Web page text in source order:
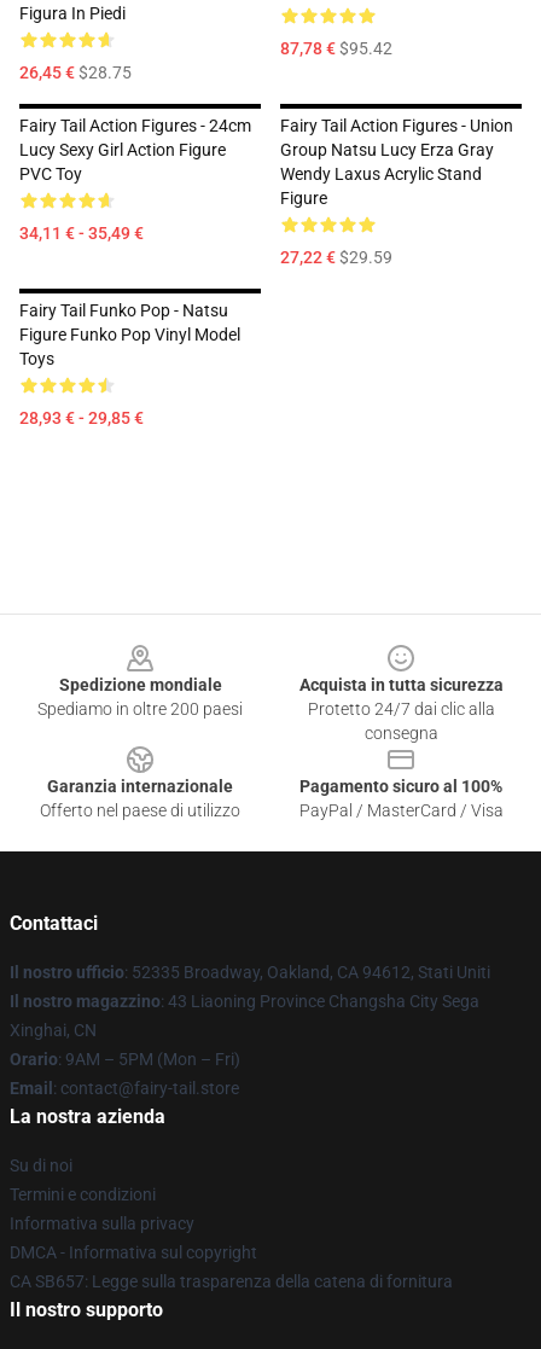
Figura In Piedi
26,45 €$28.75
87,78 €$95.42
Fairy Tail Action Figures - 24cm
Lucy Sexy Girl Action Figure
PVC Toy
34,11 € - 35,49 €
Fairy Tail Action Figures - Union
Group Natsu Lucy Erza Gray
Wendy Laxus Acrylic Stand
Figure
27,22 €$29.59
Fairy Tail Funko Pop - Natsu
Figure Funko Pop Vinyl Model
Toys
28,93 € - 29,85 €
Spedizione mondiale
Spediamo in oltre 200 paesi
Acquista in tutta sicurezza
Protetto 24/7 dai clic alla
consegna
Garanzia internazionale
Offerto nel paese di utilizzo
Pagamento sicuro al 100%
PayPal / MasterCard / Visa
Contattaci
Il nostro ufficio: 52335 Broadway, Oakland, CA 94612, Stati Uniti
Il nostro magazzino: 43 Liaoning Province Changsha City Sega
Xinghai, CN
Orario: 9AM – 5PM (Mon – Fri)
Email : contact@fairy-tail.store
La nostra azienda
Su di noi
Termini e condizioni
Informativa sulla privacy
DMCA - Informativa sul copyright
CA SB657: Legge sulla trasparenza della catena di fornitura
Il nostro supporto